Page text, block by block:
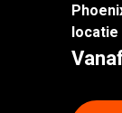
locatie